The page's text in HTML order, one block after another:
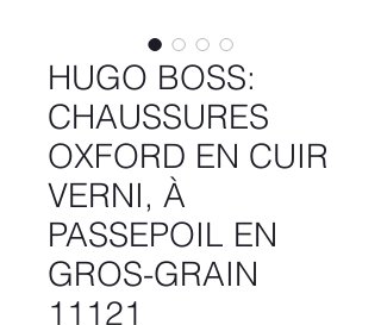
HUGO BOSS:
CHAUSSURES
OXFORD EN CUIR
VERNI, À
PASSEPOIL EN
GROS-GRAIN
11121